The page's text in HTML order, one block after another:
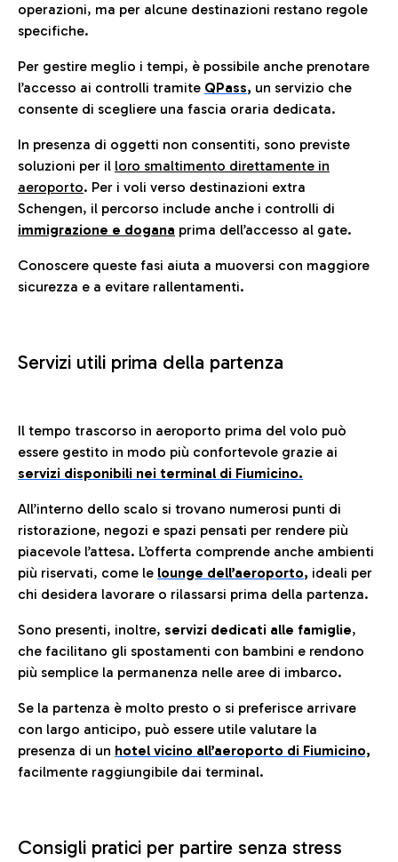
operazioni, ma per alcune destinazioni restano regole
specifiche.
Per gestire meglio i tempi, è possibile anche prenotare
l’accesso ai controlli tramite QPass, un servizio che
consente di scegliere una fascia oraria dedicata.
In presenza di oggetti non consentiti, sono previste
soluzioni per il loro smaltimento direttamente in
aeroporto. Per i voli verso destinazioni extra
Schengen, il percorso include anche i controlli di
immigrazione e dogana prima dell’accesso al gate.
Conoscere queste fasi aiuta a muoversi con maggiore
sicurezza e a evitare rallentamenti.
Servizi utili prima della partenza
Il tempo trascorso in aeroporto prima del volo può
essere gestito in modo più confortevole grazie ai
servizi disponibili nei terminal di Fiumicino.
All’interno dello scalo si trovano numerosi punti di
ristorazione, negozi e spazi pensati per rendere più
piacevole l’attesa. L’offerta comprende anche ambienti
più riservati, come le lounge dell’aeroporto, ideali per
chi desidera lavorare o rilassarsi prima della partenza.
Sono presenti, inoltre, servizi dedicati alle famiglie,
che facilitano gli spostamenti con bambini e rendono
più semplice la permanenza nelle aree di imbarco.
Se la partenza è molto presto o si preferisce arrivare
con largo anticipo, può essere utile valutare la
presenza di un hotel vicino all’aeroporto di Fiumicino,
facilmente raggiungibile dai terminal.
Consigli pratici per partire senza stress